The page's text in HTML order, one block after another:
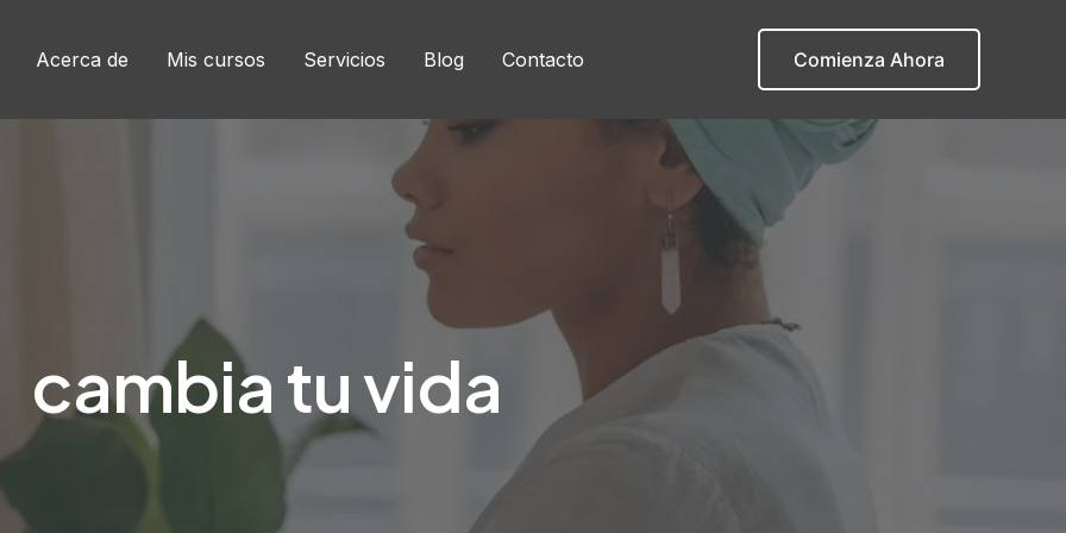
Acerca de Mis cursos Servicios Blog Contacto Comienza Ahora
cambia tu vida